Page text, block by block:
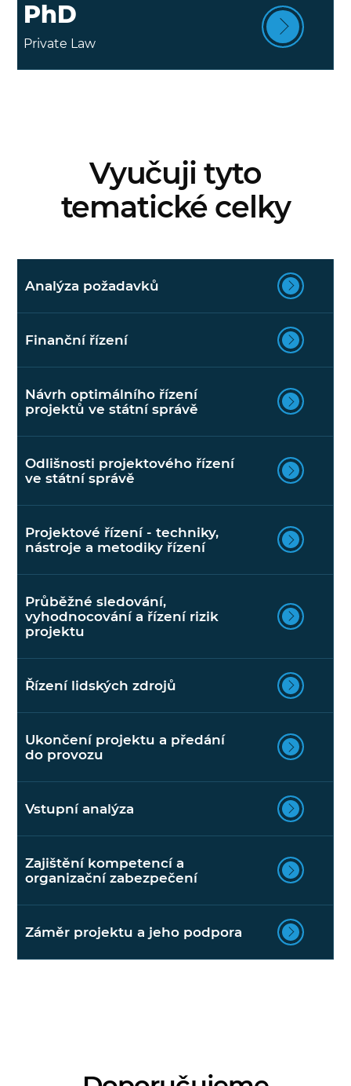
PhD
Private Law
Vyučuji tyto
tematické celky
Analýza požadavků
Finanční řízení
Návrh optimálního řízení
projektů ve státní správě
Odlišnosti projektového řízení
ve státní správě
Projektové řízení - techniky,
nástroje a metodiky řízení
Průběžné sledování,
vyhodnocování a řízení rizik
projektu
Řízení lidských zdrojů
Ukončení projektu a předání
do provozu
Vstupní analýza
Zajištění kompetencí a
organizační zabezpečení
Záměr projektu a jeho podpora